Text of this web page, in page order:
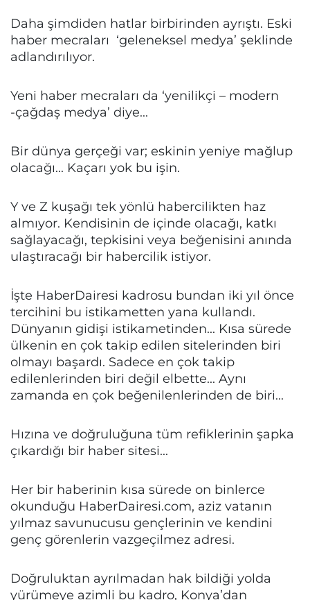
Daha şimdiden hatlar birbirinden ayrıştı. Eski
haber mecraları ‘geleneksel medya’ şeklinde
adlandırılıyor.
Yeni haber mecraları da ‘yenilikçi – modern
-çağdaş medya’ diye...
Bir dünya gerçeği var; eskinin yeniye mağlup
olacağı... Kaçarı yok bu işin.
Y ve Z kuşağı tek yönlü habercilikten haz
almıyor. Kendisinin de içinde olacağı, katkı
sağlayacağı, tepkisini veya beğenisini anında
ulaştıracağı bir habercilik istiyor.
İşte HaberDairesi kadrosu bundan iki yıl önce
tercihini bu istikametten yana kullandı.
Dünyanın gidişi istikametinden... Kısa sürede
ülkenin en çok takip edilen sitelerinden biri
olmayı başardı. Sadece en çok takip
edilenlerinden biri değil elbette... Aynı
zamanda en çok beğenilenlerinden de biri...
Hızına ve doğruluğuna tüm refiklerinin şapka
çıkardığı bir haber sitesi...
Her bir haberinin kısa sürede on binlerce
okunduğu HaberDairesi.com, aziz vatanın
yılmaz savunucusu gençlerinin ve kendini
genç görenlerin vazgeçilmez adresi.
Doğruluktan ayrılmadan hak bildiği yolda
yürümeye azimli bu kadro, Konya’dan